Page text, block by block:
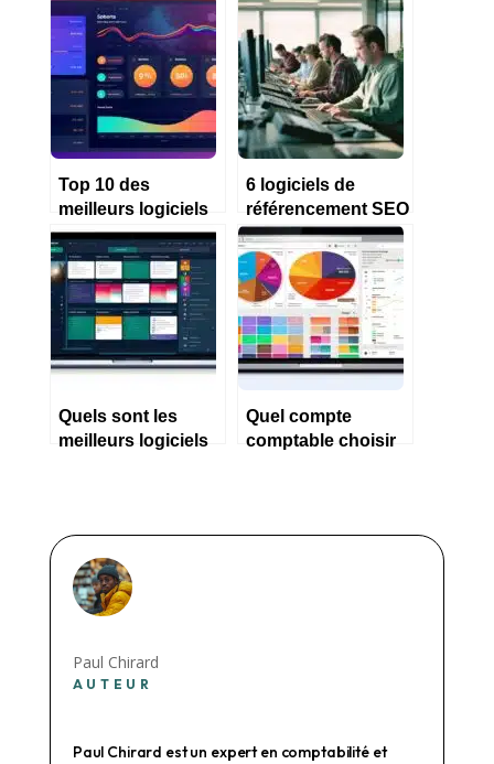
Top 10 des
meilleurs logiciels
comptables
gratuits
6 logiciels de
référencement SEO
pour PME en 2023
Quels sont les
meilleurs logiciels
Quel compte
comptable choisir
Paul Chirard
AUTEUR
Paul Chirard est un expert en comptabilité et